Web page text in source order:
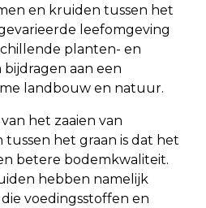
en kruiden tussen het
leefomgeving
planten- en
aan een
landbouw en natuur.
het zaaien van
het graan is dat het
betere bodemkwaliteit.
hebben namelijk
voedingsstoffen en